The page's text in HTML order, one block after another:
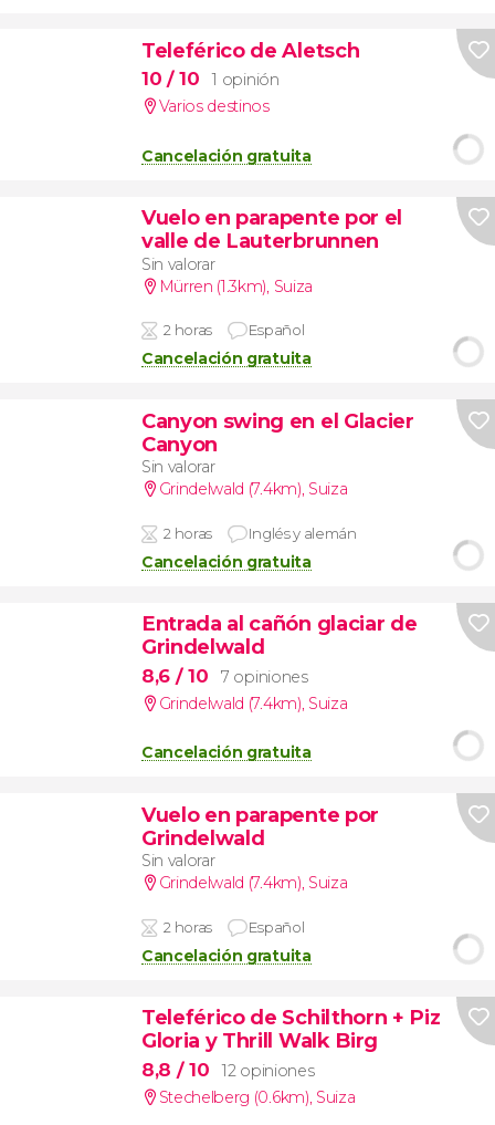
Teleférico de Aletsch
10 / 10
1 opinión
Varios destinos
Cancelación gratuita
Vuelo en parapente por el
valle de Lauterbrunnen
Sin valorar
Mürren (1.3km) Suiza
2 horas Español
Cancelación gratuita
Canyon swing en el Glacier
Canyon
Sin valorar
Grindelwald (7.4km), Suiza
2 horas Inglés y alemán
Cancelación gratuita
Entrada al cañón glaciar de
Grindelwald
8,6 / 10
7 opiniones
Grindelwald (7.4km) Suiza
Cancelación gratuita
Vuelo en parapente por
Grindelwald
Sin valorar
Grindelwald (7.4km), Suiza
2 horas Español
Cancelación gratuita
Teleférico de Schilthorn + Piz
Gloria y Thrill Walk Birg
8,8 / 10
12 opiniones
Stechelberg (0.6km) Suiza